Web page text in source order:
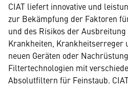
CIAT liefert innovative und
zur Bekämpfung der Faktoren
und des Risikos der
Krankheiten, Krankheitserreger
neuen Geräten oder
Filtertechnologien mit
Absolutfiltern für Feinstaub.